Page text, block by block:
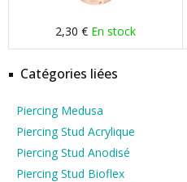
2,30 € En stock
Catégories liées
Piercing Medusa
Piercing Stud Acrylique
Piercing Stud Anodisé
Piercing Stud Bioflex